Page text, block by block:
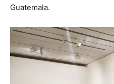
Guatemala.